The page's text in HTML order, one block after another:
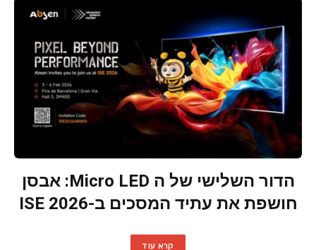
הדור השלישי של ה Micro LED: אבסן
חושפת את עתיד המסכים ב-ISE 2026
קרא עוד